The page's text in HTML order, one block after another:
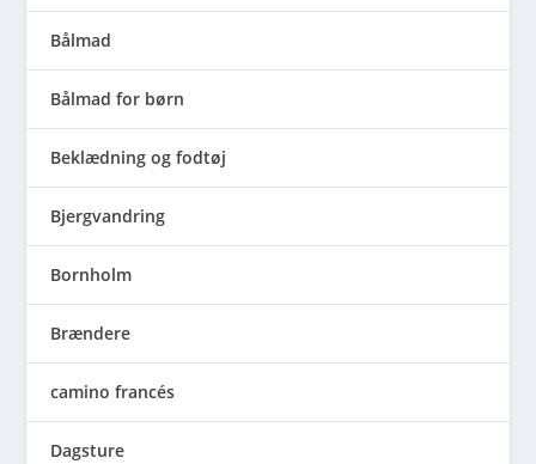
Bålmad
Bålmad for børn
Beklædning og fodtøj
Bjergvandring
Bornholm
Brændere
camino francés
Dagsture